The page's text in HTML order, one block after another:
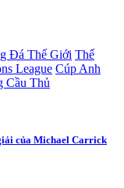
Đá Thế Giới Thể
League Cúp Anh
Cầu Thủ
của Michael Carrick